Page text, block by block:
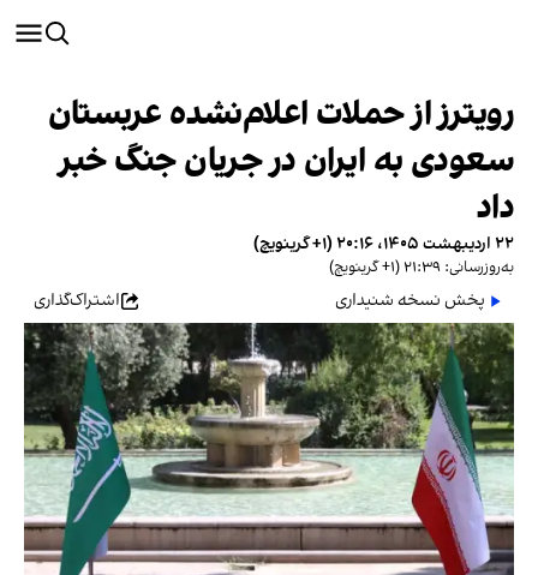
رویترز از حملات اعلام‌نشده عربستان
سعودی به ایران در جریان جنگ خبر
داد
۲۲ اردیبهشت ۱۴۰۵، ۲۰:۱۶ (‎+۱ گرینویچ)
به‌روزرسانی: ۲۱:۳۹ (‎+۱ گرینویچ)
پخش نسخه شنیداری اشتراک‌گذاری